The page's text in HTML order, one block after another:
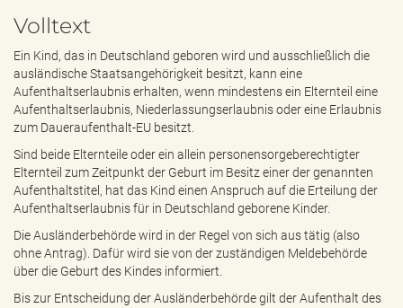
Volltext
Ein Kind, das in Deutschland geboren wird und ausschließlich die
ausländische Staatsangehörigkeit besitzt, kann eine
Aufenthaltserlaubnis erhalten, wenn mindestens ein Elternteil eine
Aufenthaltserlaubnis, Niederlassungserlaubnis oder eine Erlaubnis
zum Daueraufenthalt-EU besitzt.
Sind beide Elternteile oder ein allein personensorgeberechtigter
Elternteil zum Zeitpunkt der Geburt im Besitz einer der genannten
Aufenthaltstitel, hat das Kind einen Anspruch auf die Erteilung der
Aufenthaltserlaubnis für in Deutschland geborene Kinder.
Die Ausländerbehörde wird in der Regel von sich aus tätig (also
ohne Antrag). Dafür wird sie von der zuständigen Meldebehörde
über die Geburt des Kindes informiert.
Bis zur Entscheidung der Ausländerbehörde gilt der Aufenthalt des